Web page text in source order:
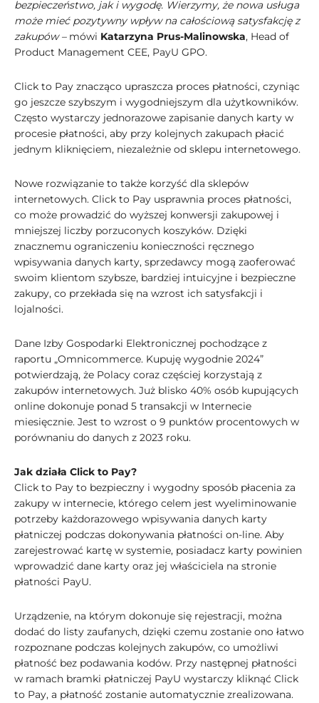
bezpieczeństwo, jak i wygodę. Wierzymy, że nowa usługa
może mieć pozytywny wpływ na całościową satysfakcję z
zakupów –mówi Katarzyna Prus-Malinowska, Head of
Product Management CEE, PayU GPO.
Click to Pay znacząco upraszcza proces płatności, czyniąc
go jeszcze szybszym i wygodniejszym dla użytkowników.
Często wystarczy jednorazowe zapisanie danych karty w
procesie płatności, aby przy kolejnych zakupach płacić
jednym kliknięciem, niezależnie od sklepu internetowego.
Nowe rozwiązanie to także korzyść dla sklepów
internetowych. Click to Pay usprawnia proces płatności,
co może prowadzić do wyższej konwersji zakupowej i
mniejszej liczby porzuconych koszyków. Dzięki
znacznemu ograniczeniu konieczności ręcznego
wpisywania danych karty, sprzedawcy mogą zaoferować
swoim klientom szybsze, bardziej intuicyjne i bezpieczne
zakupy, co przekłada się na wzrost ich satysfakcji i
lojalności.
Dane Izby Gospodarki Elektronicznej pochodzące z
raportu „Omnicommerce. Kupuję wygodnie 2024”
potwierdzają, że Polacy coraz częściej korzystają z
zakupów internetowych. Już blisko 40% osób kupujących
online dokonuje ponad 5 transakcji w Internecie
miesięcznie. Jest to wzrost o 9 punktów procentowych w
porównaniu do danych z 2023 roku.
Jak działa Click to Pay?
Click to Pay to bezpieczny i wygodny sposób płacenia za
zakupy w internecie, którego celem jest wyeliminowanie
potrzeby każdorazowego wpisywania danych karty
płatniczej podczas dokonywania płatności on-line. Aby
zarejestrować kartę w systemie, posiadacz karty powinien
wprowadzić dane karty oraz jej właściciela na stronie
płatności PayU.
Urządzenie, na którym dokonuje się rejestracji, można
dodać do listy zaufanych, dzięki czemu zostanie ono łatwo
rozpoznane podczas kolejnych zakupów, co umożliwi
płatność bez podawania kodów. Przy następnej płatności
w ramach bramki płatniczej PayU wystarczy kliknąć Click
to Pay, a płatność zostanie automatycznie zrealizowana.